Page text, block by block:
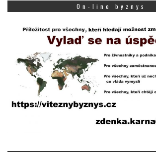
On-line byznys